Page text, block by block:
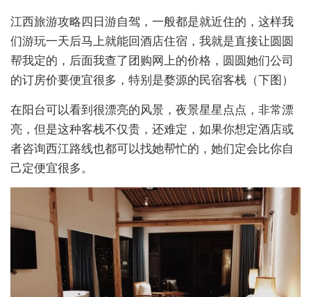
江西旅游攻略四日游自驾，一般都是就近住的，这样我
们游玩一天后马上就能回酒店住宿，我就是直接让圆圆
帮我定的，后面我查了团购网上的价格，圆圆她们公司
的订房价要便宜很多，特别是婺源的民宿客栈（下图）
在阳台可以看到很漂亮的风景，夜景星星点点，非常漂
亮，但是这种客栈不仅贵，还难定，如果你想定酒店或
者咨询西江路线也都可以找她帮忙的，她们定会比你自
己定便宜很多。